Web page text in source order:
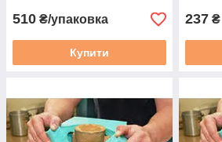
510 ₴/упаковка
Купити
237 ₴